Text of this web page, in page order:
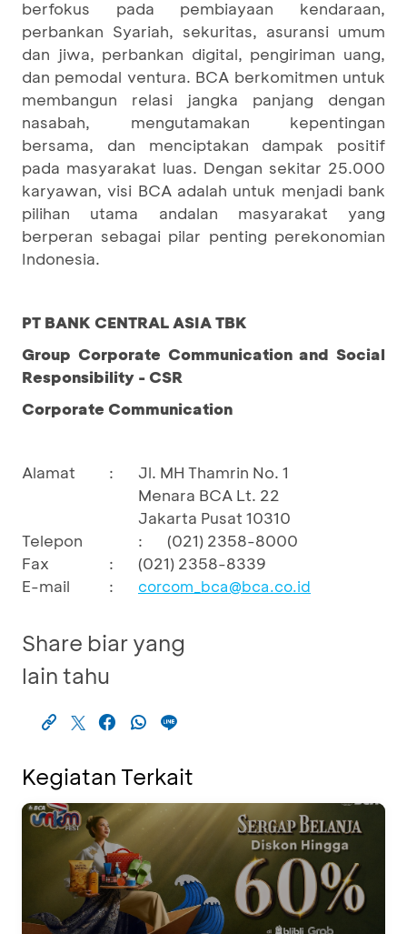
berfokus pada pembiayaan kendaraan,
perbankan Syariah, sekuritas, asuransi umum
dan jiwa, perbankan digital, pengiriman uang,
dan pemodal ventura. BCA berkomitmen untuk
membangun relasi jangka panjang dengan
nasabah, mengutamakan kepentingan
bersama, dan menciptakan dampak positif
pada masyarakat luas. Dengan sekitar 25.000
karyawan, visi BCA adalah untuk menjadi bank
pilihan utama andalan masyarakat yang
berperan sebagai pilar penting perekonomian
Indonesia.
PT BANK CENTRAL ASIA TBK
Group Corporate Communication and Social
Responsibility - CSR
Corporate Communication
Alamat :
Jl. MH Thamrin No. 1
Menara BCA Lt. 22
Jakarta Pusat 10310
Telepon
:
(021) 2358-8000
Fax
:
(021) 2358-8339
E-mail
: corcom_bca@bca.co.id
Share biar yang
lain tahu
Kegiatan Terkait